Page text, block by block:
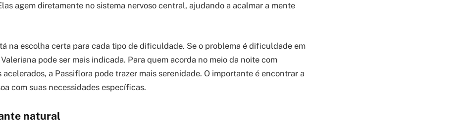
agem diretamente no sistema nervoso central, ajudando a acalmar a mente
na escolha certa para cada tipo de dificuldade. Se o problema é dificuldade em
pode ser mais indicada. Para quem acorda no meio da noite com
acelerados, a Passiflora pode trazer mais serenidade. O importante é encontrar a
com suas necessidades específicas.
natural